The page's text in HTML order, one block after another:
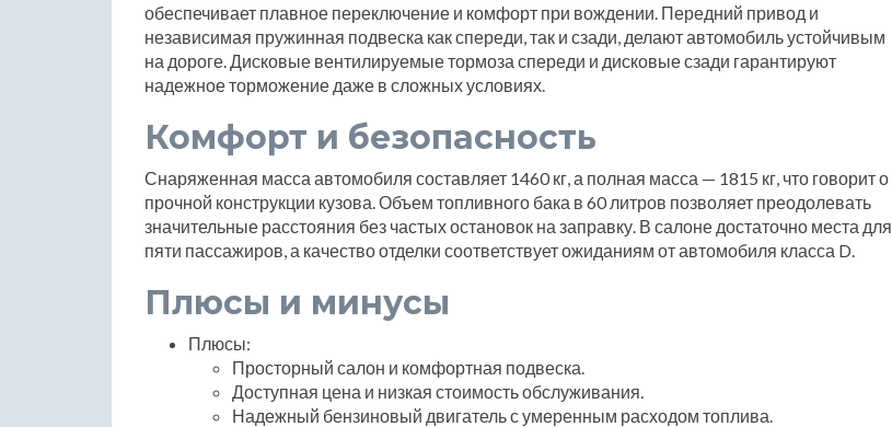
обеспечивает плавное переключение и комфорт при вождении. Передний привод и
независимая пружинная подвеска как спереди, так и сзади, делают автомобиль устойчивым
на дороге. Дисковые вентилируемые тормоза спереди и дисковые сзади гарантируют
надежное торможение даже в сложных условиях.
Комфорт и безопасность
Снаряженная масса автомобиля составляет 1460 кг, а полная масса — 1815 кг, что говорит о
прочной конструкции кузова. Объем топливного бака в 60 литров позволяет преодолевать
значительные расстояния без частых остановок на заправку. В салоне достаточно места для
пяти пассажиров, а качество отделки соответствует ожиданиям от автомобиля класса D.
Плюсы и минусы
Плюсы:
Просторный салон и комфортная подвеска.
Доступная цена и низкая стоимость обслуживания.
Надежный бензиновый двигатель с умеренным расходом топлива.